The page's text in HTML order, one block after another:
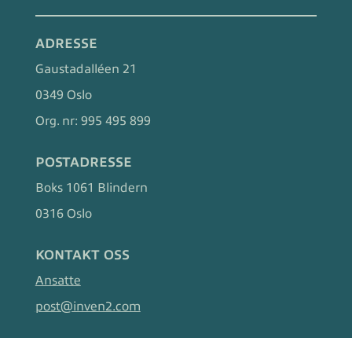
ADRESSE
Gaustadalléen 21
0349 Oslo
Org. nr: 995 495 899
POSTADRESSE
Boks 1061 Blindern
0316 Oslo
KONTAKT OSS
Ansatte
post@inven2.com